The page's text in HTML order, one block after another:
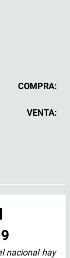
COMPRA:
VENTA:
nacional hay